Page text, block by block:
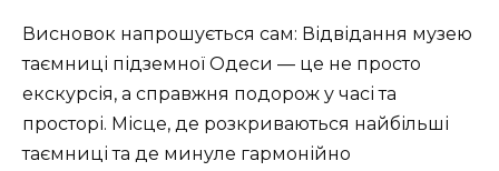
Висновок напрошується сам: Відвідання музею
таємниці підземної Одеси — це не просто
екскурсія, а справжня подорож у часі та
просторі. Місце, де розкриваються найбільші
таємниці та де минуле гармонійно